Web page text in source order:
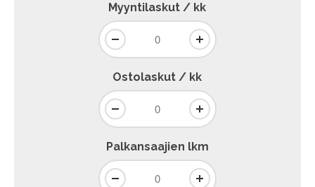
Myyntilaskut / kk
Ostolaskut / kk
Palkansaajien lkm